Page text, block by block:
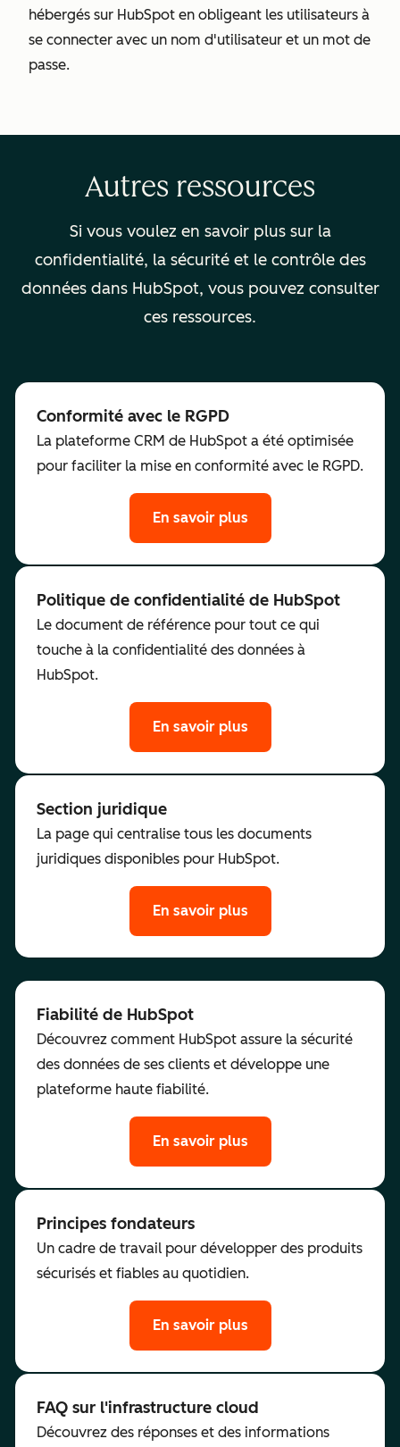
hébergés sur HubSpot en obligeant les utilisateurs à
se connecter avec un nom d'utilisateur et un mot de
passe.
Autres ressources
Si vous voulez en savoir plus sur la
confidentialité, la sécurité et le contrôle des
données dans HubSpot, vous pouvez consulter
ces ressources.
Conformité avec le RGPD
La plateforme CRM de HubSpot a été optimisée
pour faciliter la mise en conformité avec le RGPD.
En savoir plus
Politique de confidentialité de HubSpot
Le document de référence pour tout ce qui
touche à la confidentialité des données à
HubSpot.
En savoir plus
Section juridique
La page qui centralise tous les documents
juridiques disponibles pour HubSpot.
En savoir plus
Fiabilité de HubSpot
Découvrez comment HubSpot assure la sécurité
des données de ses clients et développe une
plateforme haute fiabilité.
En savoir plus
Principes fondateurs
Un cadre de travail pour développer des produits
sécurisés et fiables au quotidien.
En savoir plus
FAQ sur l'infrastructure cloud
Découvrez des réponses et des informations